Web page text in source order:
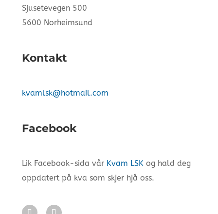
Sjusetevegen 500
5600 Norheimsund
Kontakt
kvamlsk@hotmail.com
Facebook
Lik Facebook-sida vår Kvam LSKog hald deg
oppdatert på kva som skjer hjå oss.